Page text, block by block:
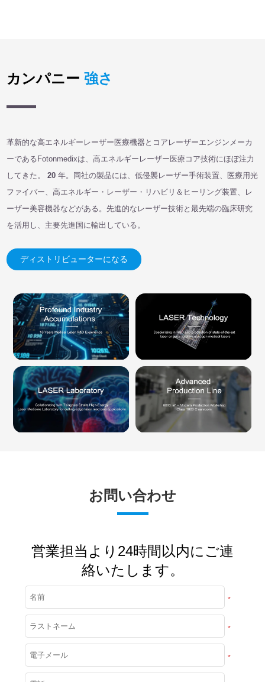
カンパニー強さ
革新的な高エネルギーレーザー医療機器とコアレーザーエンジンメーカ
ーであるFotonmedixは、高エネルギーレーザー医療コア技術にほぼ注力
してきた。20年。同社の製品には、低侵襲レーザー手術装置、医療用光
ファイバー、高エネルギー・レーザー・リハビリ＆ヒーリング装置、レ
ーザー美容機器などがある。先進的なレーザー技術と最先端の臨床研究
を活用し、主要先進国に輸出している。
ディストリビューターになる
お問い合わせ
営業担当より24時間以内にご連
絡いたします。
*
*
*